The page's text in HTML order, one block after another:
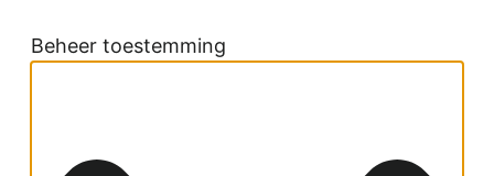
Beheer toestemming